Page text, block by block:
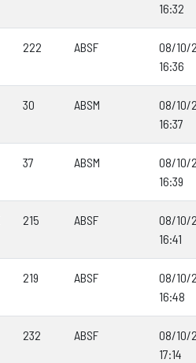
16:32
222 ABSF
08/10/
16:36
30 ABSM
08/10/
16:37
37 ABSM
08/10/
16:39
215 ABSF
08/10/
16:41
219 ABSF
08/10/
16:48
232 ABSF
08/10/
17:14